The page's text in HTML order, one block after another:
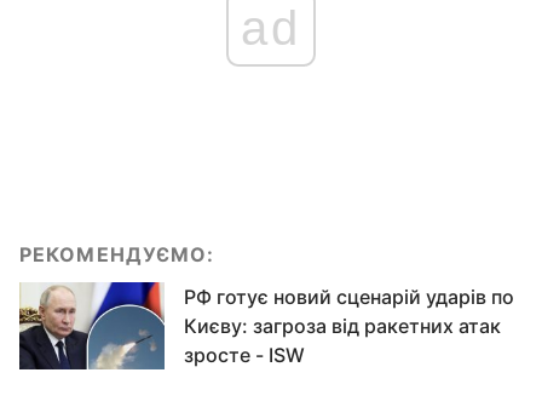
ad
РЕКОМЕНДУЄМО:
РФ готує новий сценарій ударів по
Києву: загроза від ракетних атак
зросте - ISW